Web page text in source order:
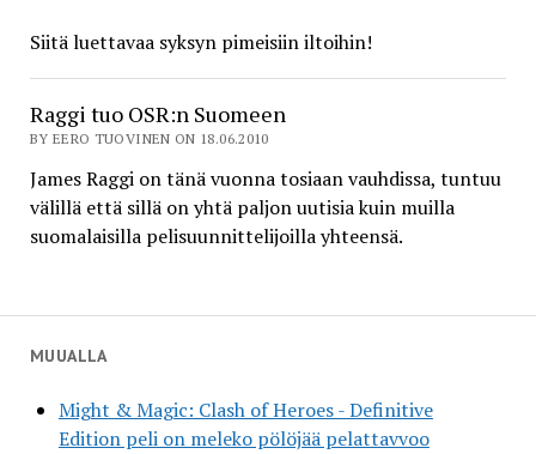
MUUALLA
Might & Magic: Clash of Heroes - Definitive
Edition peli on meleko pölöjää pelattavvoo
Siitä luettavaa syksyn pimeisiin iltoihin!
Raggi tuo OSR:n Suomeen
BY EERO TUOVINEN ON 18.06.2010
James Raggi on tänä vuonna tosiaan vauhdissa, tuntuu
välillä että sillä on yhtä paljon uutisia kuin muilla
suomalaisilla pelisuunnittelijoilla yhteensä.